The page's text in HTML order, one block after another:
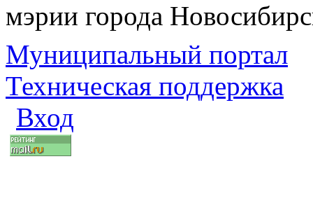
мэрии города
Муниципальный портал
Техническая поддержка
Вход